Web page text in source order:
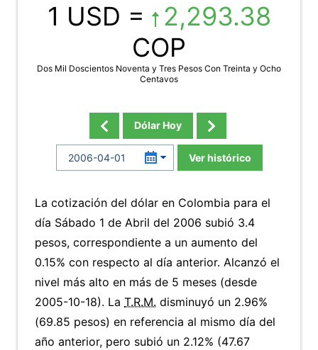
1 USD =
2,293.38
COP
Dos Mil Doscientos Noventa y Tres Pesos Con Treinta y Ocho
Centavos
Dólar Hoy
Ver histórico
La cotización del dólar en Colombia para el
día Sábado 1 de Abril del 2006 subió 3.4
pesos, correspondiente a un aumento del
0.15% con respecto al día anterior. Alcanzó el
nivel más alto en más de 5 meses (desde
2005-10-18). La T.R.M. disminuyó un 2.96%
(69.85 pesos) en referencia al mismo día del
año anterior, pero subió un 2.12% (47.67